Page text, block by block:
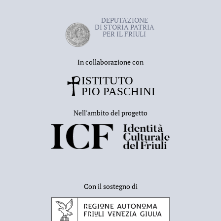
DEPUTAZIONE
DI STORIA PATRIA
PER IL FRIULI
In collaborazione con
Nell'ambito del progetto
Con il sostegno di